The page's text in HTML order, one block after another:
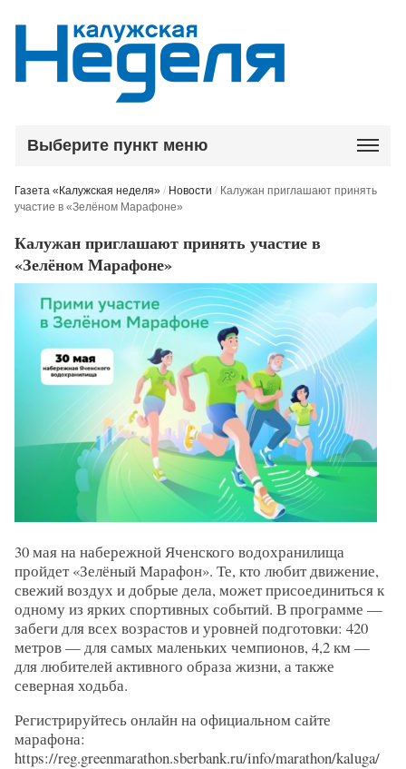
Выберите пункт меню
Газета «Калужская неделя» / Новости / Калужан приглашают принять
участие в «Зелёном Марафоне»
Калужан приглашают принять участие в
«Зелёном Марафоне»
30 мая на набережной Яченского водохранилища
пройдет «Зелёный Марафон».Те, кто любит движение,
свежий воздух и добрые дела, может присоединиться к
одному из ярких спортивных событий. В программе —
забеги для всех возрастов и уровней подготовки: 420
метров — для самых маленьких чемпионов, 4,2 км —
для любителей активного образа жизни, а также
северная ходьба.
Регистрируйтесь онлайн на официальном сайте
марафона:
https://reg.greenmarathon.sberbank.ru/info/marathon/kaluga/